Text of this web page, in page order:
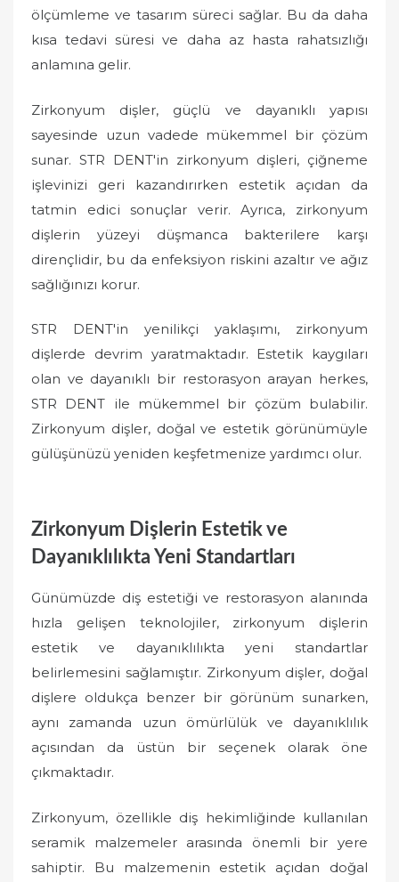
ölçümleme ve tasarım süreci sağlar. Bu da daha
kısa tedavi süresi ve daha az hasta rahatsızlığı
anlamına gelir.
Zirkonyum dişler, güçlü ve dayanıklı yapısı
sayesinde uzun vadede mükemmel bir çözüm
sunar. STR DENT'in zirkonyum dişleri, çiğneme
işlevinizi geri kazandırırken estetik açıdan da
tatmin edici sonuçlar verir. Ayrıca, zirkonyum
dişlerin yüzeyi düşmanca bakterilere karşı
dirençlidir, bu da enfeksiyon riskini azaltır ve ağız
sağlığınızı korur.
STR DENT'in yenilikçi yaklaşımı, zirkonyum
dişlerde devrim yaratmaktadır. Estetik kaygıları
olan ve dayanıklı bir restorasyon arayan herkes,
STR DENT ile mükemmel bir çözüm bulabilir.
Zirkonyum dişler, doğal ve estetik görünümüyle
gülüşünüzü yeniden keşfetmenize yardımcı olur.
Zirkonyum Dişlerin Estetik ve
Dayanıklılıkta Yeni Standartları
Günümüzde diş estetiği ve restorasyon alanında
hızla gelişen teknolojiler, zirkonyum dişlerin
estetik ve dayanıklılıkta yeni standartlar
belirlemesini sağlamıştır. Zirkonyum dişler, doğal
dişlere oldukça benzer bir görünüm sunarken,
aynı zamanda uzun ömürlülük ve dayanıklılık
açısından da üstün bir seçenek olarak öne
çıkmaktadır.
Zirkonyum, özellikle diş hekimliğinde kullanılan
seramik malzemeler arasında önemli bir yere
sahiptir. Bu malzemenin estetik açıdan doğal